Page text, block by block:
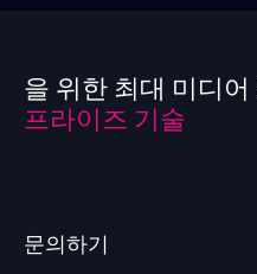
을 위한 최대 미디
프라이즈 기술
문의하기